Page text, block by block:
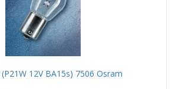
12V BA15s) 7506 Osram